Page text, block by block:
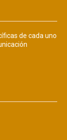
de cada uno